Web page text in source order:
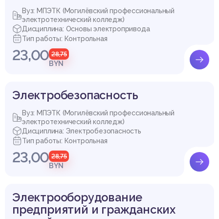
Вуз: МПЭТК (Могилёвский профессиональный
электротехнический колледж)
Дисциплина: Основы электропривода
Тип работы: Контрольная
23,00 28,75
BYN
Электробезопасность
Вуз: МПЭТК (Могилёвский профессиональный
электротехнический колледж)
Дисциплина: Электробезопасность
Тип работы: Контрольная
23,00 28,75
BYN
Электрооборудование
предприятий и гражданских